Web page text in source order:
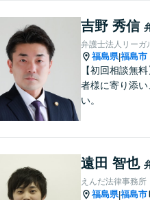
吉野 秀信
弁護士法人リーガ
福島県|福島市
【初回相談無
者様に寄り添
い。
遠田 智也
えんだ法律事務所
福島県|福島市